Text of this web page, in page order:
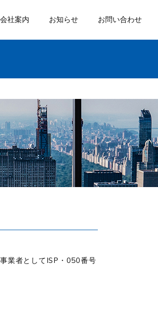
会社案内 お知らせ お問い合わせ
業者としてISP・050番号